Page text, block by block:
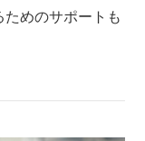
めのサポートも